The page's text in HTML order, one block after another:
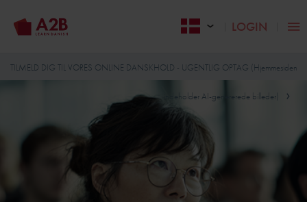
LOGIN
TILMELD DIG TIL VORES ONLINE DANSKHOLD - UGENTLIG OPTAG (Hjemmesiden
indeholder AI-genererede billeder)